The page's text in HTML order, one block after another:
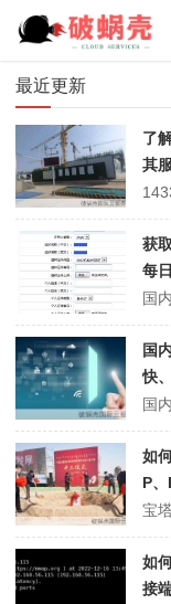
最近更新
了
其
获
每
国
快
如
P
如
接